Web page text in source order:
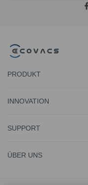
PRODUKT
INNOVATION
SUPPORT
ÜBER UNS